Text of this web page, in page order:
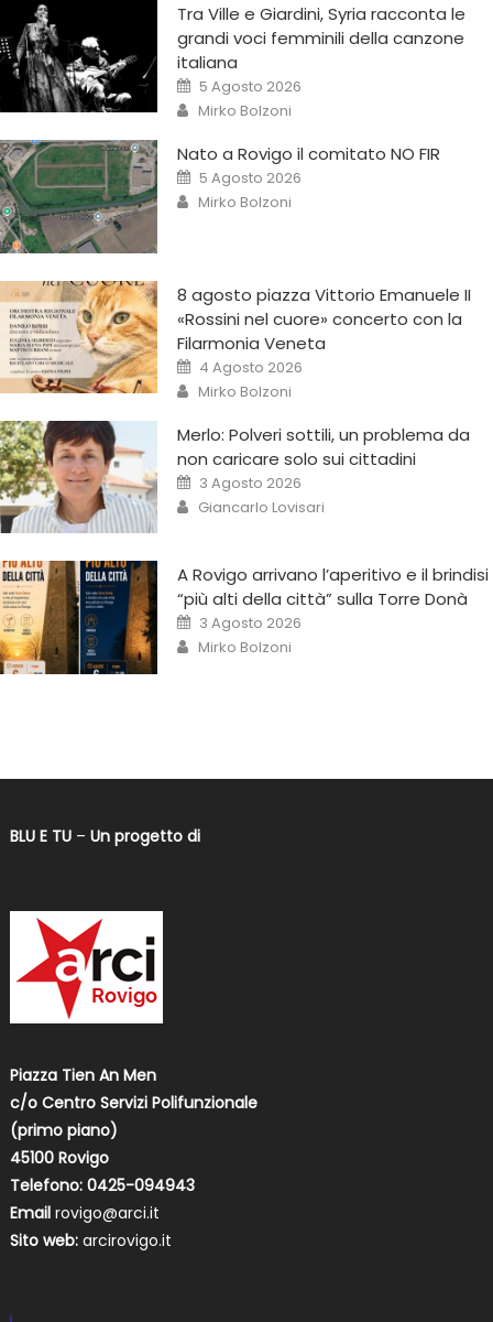
Tra Ville e Giardini, Syria racconta le
grandi voci femminili della canzone
italiana
5 Agosto 2026
Mirko Bolzoni
Nato a Rovigo il comitato NO FIR
5 Agosto 2026
Mirko Bolzoni
8 agosto piazza Vittorio Emanuele II
«Rossini nel cuore» concerto con la
Filarmonia Veneta
4 Agosto 2026
Mirko Bolzoni
Merlo: Polveri sottili, un problema da
non caricare solo sui cittadini
3 Agosto 2026
Giancarlo Lovisari
A Rovigo arrivano l’aperitivo e il brindisi
“più alti della città” sulla Torre Donà
3 Agosto 2026
Mirko Bolzoni
BLU E TU– Un progetto di
Piazza Tien An Men
c/o Centro Servizi Polifunzionale
(primo piano)
45100 Rovigo
Telefono: 0425-094943
Email rovigo@arci.it
Sito web: arcirovigo.it